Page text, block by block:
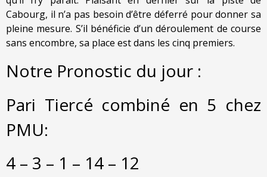
Cabourg, il n’a pas besoin d’être déferré pour donner sa
pleine mesure. S’il bénéficie d’un déroulement de course
sans encombre, sa place est dans les cinq premiers.
Notre Pronostic du jour :
Pari Tiercé combiné en 5 chez
PMU:
4 – 3 – 1 – 14 – 12